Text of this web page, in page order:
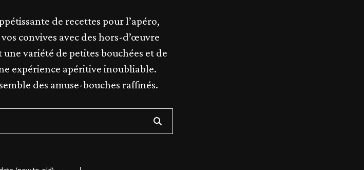
de recettes pour l’apéro,
convives avec des hors-d’œuvre
variété de petites bouchées et de
expérience apéritive inoubliable.
des amuse-bouches raffinés.